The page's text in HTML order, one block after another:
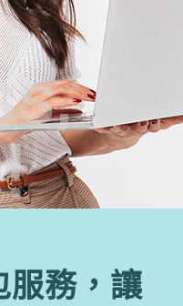
服務，讓